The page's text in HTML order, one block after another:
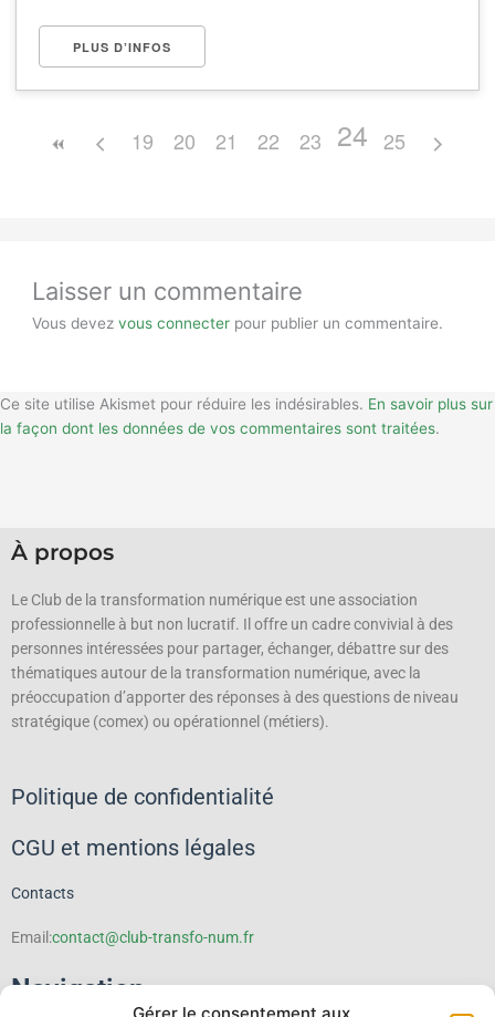
PLUS D’INFOS
19 20 21 22 23 24 25
Laisser un commentaire
Vous devezvous connecter pour publier un commentaire.
Ce site utilise Akismet pour réduire les indésirables. En savoir plus sur
la façon dont les données de vos commentaires sont traitées.
À propos
Le Club de la transformation numérique est une association
professionnelle à but non lucratif. Il offre un cadre convivial à des
personnes intéressées pour partager, échanger, débattre sur des
thématiques autour de la transformation numérique, avec la
préoccupation d’apporter des réponses à des questions de niveau
stratégique (comex) ou opérationnel (métiers).
Politique de confidentialité
CGU et mentions légales
Contacts
Email:contact@club-transfo-num.fr
Navigation